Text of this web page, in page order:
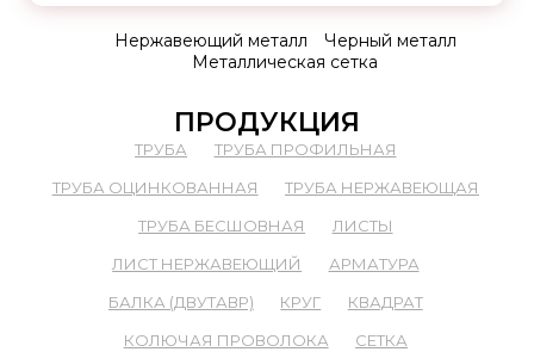
Нержавеющий металл
Черный металл
Металлическая сетка
ПРОДУКЦИЯ
ТРУБА
ТРУБА ПРОФИЛЬНАЯ
ТРУБА ОЦИНКОВАННАЯ
ТРУБА НЕРЖАВЕЮЩАЯ
ТРУБА БЕСШОВНАЯ
ЛИСТЫ
ЛИСТ НЕРЖАВЕЮЩИЙ
АРМАТУРА
БАЛКА (ДВУТАВР)
КРУГ
КВАДРАТ
КОЛЮЧАЯ ПРОВОЛОКА
СЕТКА